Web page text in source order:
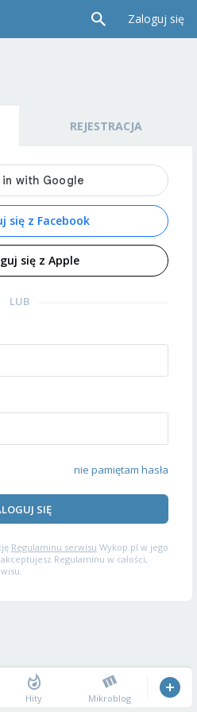
Zaloguj się
REJESTRACJA
się z Facebook
się z Apple
LUB
nie pamiętam hasła
SIĘ
Regulaminu serwisu Wykop.pl w jego
Regulaminu w całości,
Hity Mikroblog